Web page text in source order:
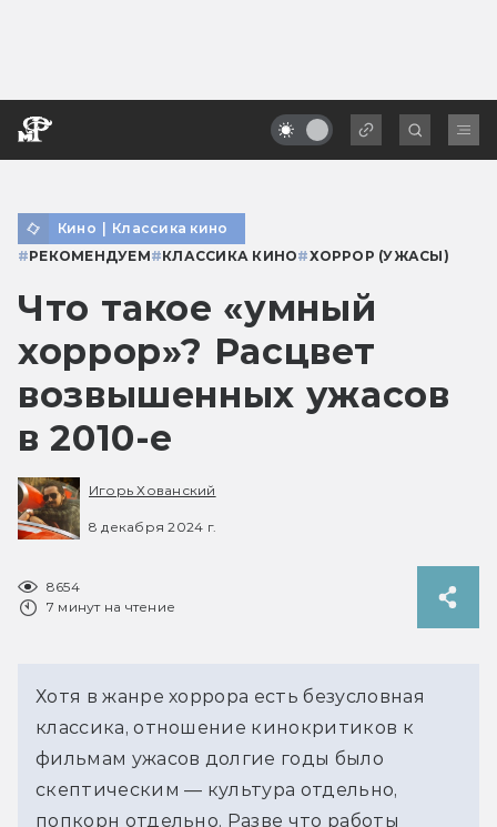
Кино | Классика кино
#РЕКОМЕНДУЕМ#КЛАССИКА КИНО#ХОРРОР (УЖАСЫ)
Что такое «умный
хоррор»? Расцвет
возвышенных ужасов
в 2010-е
Игорь Хованский
8 декабря 2024 г.
8654
7 минут на чтение
Хотя в жанре хоррора есть безусловная
классика, отношение кинокритиков к
фильмам ужасов долгие годы было
скептическим — культура отдельно,
попкорн отдельно. Разве что работы